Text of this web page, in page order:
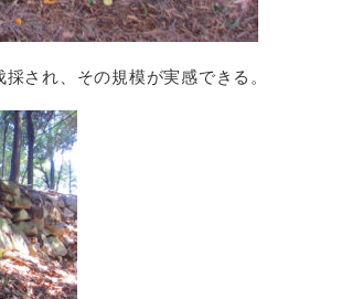
され、その規模が実感できる。